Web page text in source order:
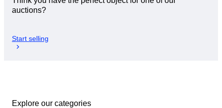
auctions?
Start selling
Explore our categories